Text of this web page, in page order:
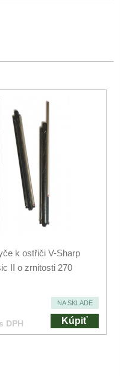
k ostřiči V-Sharp
II o zrnitosti 270
NA SKLADE
s DPH Kúpiť